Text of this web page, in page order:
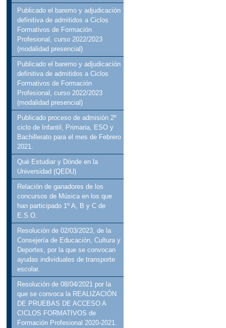
Publicado el baremo y adjudicación
definitiva de admitidos a Ciclos
Formativos de Formación
Profesional, curso 2022/2023
(modalidad presencial)
Publicado el baremo y adjudicación
definitiva de admitidos a Ciclos
Formativos de Formación
Profesional, curso 2022/2023
(modalidad presencial)
Publicado proceso de admisión 2º
ciclo de Infantil, Primaria, ESO y
Bachillerato para el mes de Febrero
2021.
Qué Estudiar y Dónde en la
Universidad (QEDU)
Relación de ganadores de los
concursos de Música en los que
han participado 1º A, B y C de
E.S.O.
Resolución de 02/03/2023, de la
Consejería de Educación, Cultura y
Deportes, por la que se convocan
ayudas individuales de transporte
escolar.
Resolución de 08/04/2021 por la
que se convoca la REALIZACIÓN
DE PRUEBAS DE ACCESO A
CICLOS FORMATIVOS de
Formación Profesional 2020-2021.